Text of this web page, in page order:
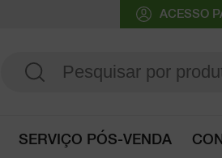
ACESSO
SERVIÇO PÓS-VENDA
o Guia de seleção